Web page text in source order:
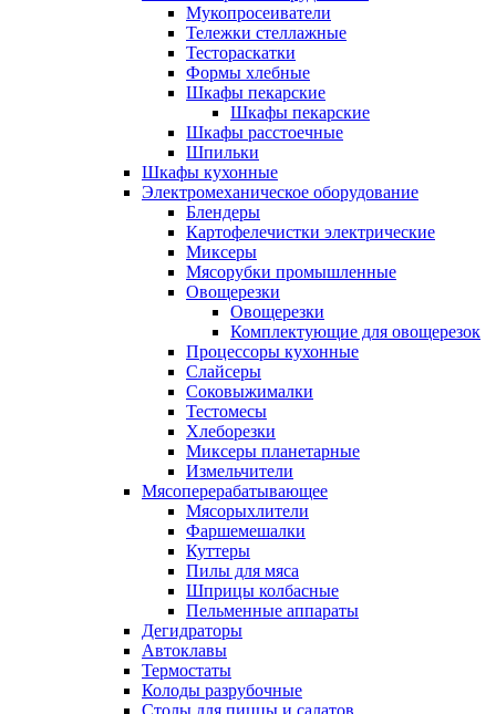
Мукопросеиватели
Тележки стеллажные
Тестораскатки
Формы хлебные
Шкафы пекарские
Шкафы пекарские
Шкафы расстоечные
Шпильки
Шкафы кухонные
Электромеханическое оборудование
Блендеры
Картофелечистки электрические
Миксеры
Мясорубки промышленные
Овощерезки
Овощерезки
Комплектующие для овощерезок
Процессоры кухонные
Слайсеры
Соковыжималки
Тестомесы
Хлеборезки
Миксеры планетарные
Измельчители
Мясоперерабатывающее
Мясорыхлители
Фаршемешалки
Куттеры
Пилы для мяса
Шприцы колбасные
Пельменные аппараты
Дегидраторы
Автоклавы
Термостаты
Колоды разрубочные
Столы для пиццы и салатов